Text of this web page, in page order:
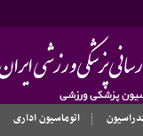
اتوماسیون اداری